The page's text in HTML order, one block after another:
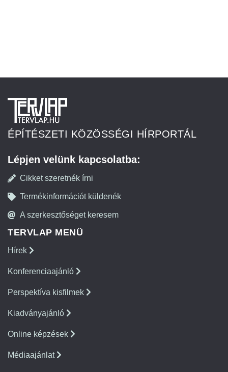
ÉPÍTÉSZETI KÖZÖSSÉGI HÍRPORTÁL
Lépjen velünk kapcsolatba:
Cikket szeretnék írni
Termékinformációt küldenék
A szerkesztőséget keresem
TERVLAP MENÜ
Hírek
Konferenciaajánló
Perspektíva kisfilmek
Kiadványajánló
Online képzések
Médiaajánlat